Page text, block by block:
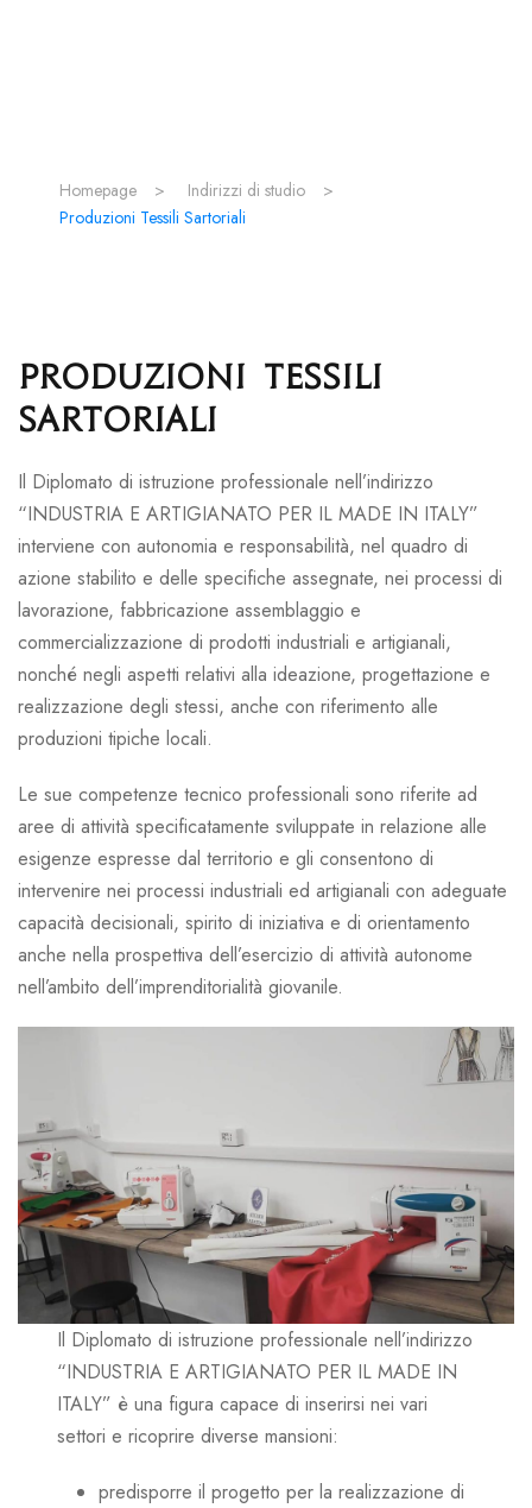
Homepage > Indirizzi di studio
>
Produzioni Tessili Sartoriali
Produzioni Tessili
Sartoriali
Il Diplomato di istruzione professionale nell’indirizzo
“INDUSTRIA E ARTIGIANATO PER IL MADE IN ITALY”
interviene con autonomia e responsabilità, nel quadro di
azione stabilito e delle specifiche assegnate, nei processi di
lavorazione, fabbricazione assemblaggio e
commercializzazione di prodotti industriali e artigianali,
nonché negli aspetti relativi alla ideazione, progettazione e
realizzazione degli stessi, anche con riferimento alle
produzioni tipiche locali.
Le sue competenze tecnico professionali sono riferite ad
aree di attività specificatamente sviluppate in relazione alle
esigenze espresse dal territorio e gli consentono di
intervenire nei processi industriali ed artigianali con adeguate
capacità decisionali, spirito di iniziativa e di orientamento
anche nella prospettiva dell’esercizio di attività autonome
nell’ambito dell’imprenditorialità giovanile.
Il Diplomato di istruzione professionale nell’indirizzo
“INDUSTRIA E ARTIGIANATO PER IL MADE IN
ITALY” è una ­figura capace di inserirsi nei vari
settori e ricoprire diverse mansioni:
predisporre il progetto per la realizzazione di